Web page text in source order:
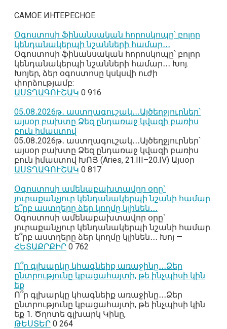
САМОЕ ИНТЕРЕСНОЕ
Օգոստոսի ֆինանսական հորոսկոպը՝ բոլոր
կենդանակերպի նշանների համար․․․
Օգոստոսի ֆինանսական հորոսկոպը՝ բոլոր
կենդանակերպի նշանների համար․․․ Խոյ.
Խոյեր, ձեր օգոստոսը կսկսվի ուժի
փորձությամբ:
ԱՍՏՂԱԳՈՒՇԱԿ 0 916
05․08․2026թ․ աստղագուշակ․․․Այծեղջյուրներ՝
այսօր բախտը Ձեզ ընդառաջ կվազի բառիս
բուն իմաստով
05․08․2026թ․ աստղագուշակ․․․Այծեղջյուրներ՝
այսօր բախտը Ձեզ ընդառաջ կվազի բառիս
բուն իմաստով ԽՈՅ (Aries, 21.III–20.IV) Այսօր
ԱՍՏՂԱԳՈՒՇԱԿ 0 817
Օգոստոսի ամենաբախտավոր օրը`
յուրաքանչյուր կենդանակերպի նշանի համար.
ե՞րբ աստղերը ձեր կողմը կլինեն․․․
Օգոստոսի ամենաբախտավոր օրը`
յուրաքանչյուր կենդանակերպի նշանի համար.
ե՞րբ աստղերը ձեր կողմը կլինեն․․․ Խոյ —
ՀԵՏԱՔՐՔԻՐ 0 762
Ո՞ր գլխարկը կհագնեիք առաջինը․․․Ձեր
ընտրությունը կբացահայտի, թե ինչպիսի կին
եք
Ո՞ր գլխարկը կհագնեիք առաջինը․․․Ձեր
ընտրությունը կբացահայտի, թե ինչպիսի կին
եք 1. Ծղոտե գլխարկ Կինը,
ԹԵՍՏԵՐ 0 264